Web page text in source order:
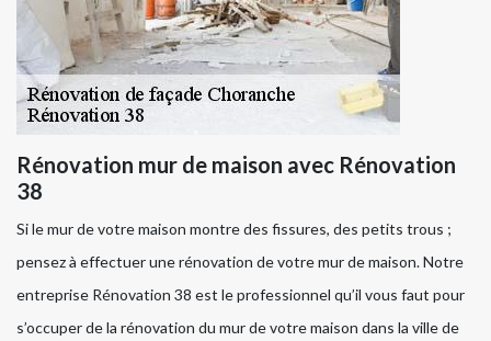
Rénovation mur de maison avec Rénovation
38
Si le mur de votre maison montre des fissures, des petits trous ;
pensez à effectuer une rénovation de votre mur de maison. Notre
entreprise Rénovation 38 est le professionnel qu’il vous faut pour
s’occuper de la rénovation du mur de votre maison dans la ville de